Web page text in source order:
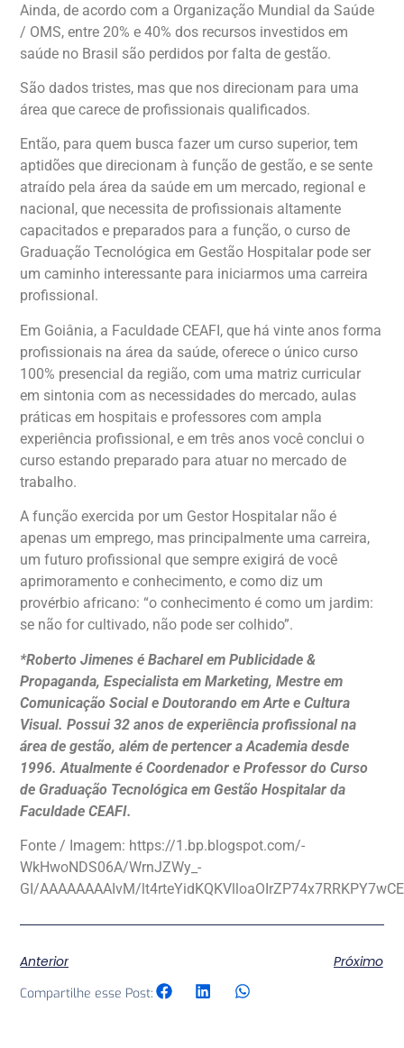
Ainda, de acordo com a Organização Mundial da Saúde
/ OMS, entre 20% e 40% dos recursos investidos em
saúde no Brasil são perdidos por falta de gestão.
São dados tristes, mas que nos direcionam para uma
área que carece de profissionais qualificados.
Então, para quem busca fazer um curso superior, tem
aptidões que direcionam à função de gestão, e se sente
atraído pela área da saúde em um mercado, regional e
nacional, que necessita de profissionais altamente
capacitados e preparados para a função, o curso de
Graduação Tecnológica em Gestão Hospitalar pode ser
um caminho interessante para iniciarmos uma carreira
profissional.
Em Goiânia, a Faculdade CEAFI, que há vinte anos forma
profissionais na área da saúde, oferece o único curso
100% presencial da região, com uma matriz curricular
em sintonia com as necessidades do mercado, aulas
práticas em hospitais e professores com ampla
experiência profissional, e em três anos você conclui o
curso estando preparado para atuar no mercado de
trabalho.
A função exercida por um Gestor Hospitalar não é
apenas um emprego, mas principalmente uma carreira,
um futuro profissional que sempre exigirá de você
aprimoramento e conhecimento, e como diz um
provérbio africano: “o conhecimento é como um jardim:
se não for cultivado, não pode ser colhido”.
*Roberto Jimenes é Bacharel em Publicidade &
Propaganda, Especialista em Marketing, Mestre em
Comunicação Social e Doutorando em Arte e Cultura
Visual. Possui 32 anos de experiência profissional na
área de gestão, além de pertencer a Academia desde
1996. Atualmente é Coordenador e Professor do Curso
de Graduação Tecnológica em Gestão Hospitalar da
Faculdade CEAFI.
Fonte / Imagem: https://1.bp.blogspot.com/-
WkHwoNDS06A/WrnJZWy_-
GI/AAAAAAAAIvM/
Anterior Próximo
Compartilhe esse Post: